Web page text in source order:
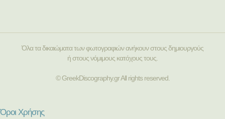
Όλα τα δικαιώματα των φωτογραφιών ανήκουν στους δημιουργούς
ή στους νόμιμους κατόχους τους.
© GreekDiscography.gr All rights reserved.
Όροι Χρήσης